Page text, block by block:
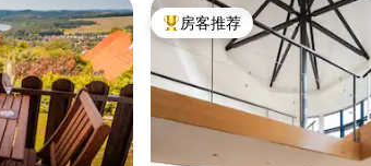
热门「房客推荐」
房客推荐